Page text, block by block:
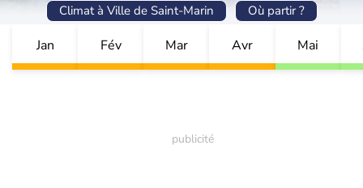
Climat à Ville de Saint-Marin Où partir ?
Jan Fév Mar Avr Mai